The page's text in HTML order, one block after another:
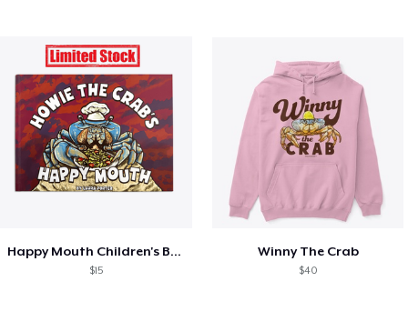
Happy Mouth Children's Book
$15
Winny The Crab
$40